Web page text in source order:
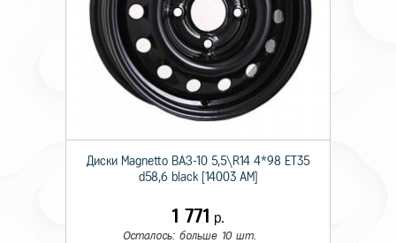
Диски Magnetto ВАЗ-10 5,5\R14 4*98 ET35
d58,6 black [14003 AM]
1 771 р.
Осталось: больше 10 шт.